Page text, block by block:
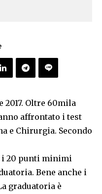
Oltre 60mila
affrontato i test
e Chirurgia. Secondo
i 20 punti minimi
Bene anche i
graduatoria è